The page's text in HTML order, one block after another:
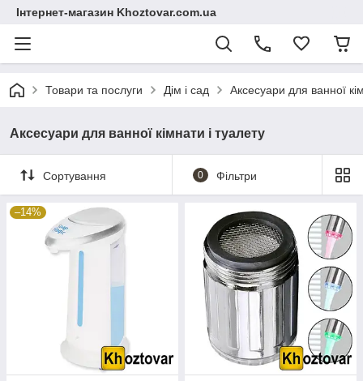
Інтернет-магазин Khoztovar.com.ua
Товари та послуги Дім і сад Аксесуари для ванної
Аксесуари для ванної кімнати і туалету
Сортування 0 Фільтри
–14%